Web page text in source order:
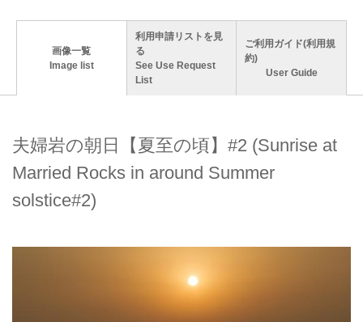
画像一覧
Image list
利用申請リストを見
る
See Use Request
List
ご利用ガイド(利用規
約)
User Guide
夫婦岩の朝日【夏至の頃】#2 (Sunrise at
Married Rocks in around Summer
solstice#2)